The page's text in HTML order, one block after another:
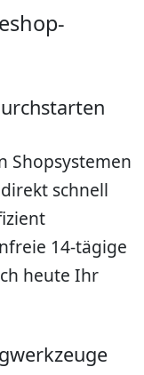
Shopsystemen
schnell
14-tägige
heute Ihr